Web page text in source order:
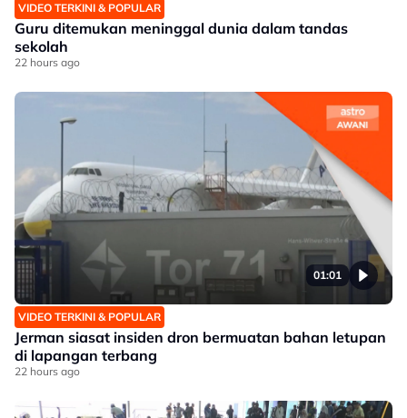
VIDEO TERKINI & POPULAR
Guru ditemukan meninggal dunia dalam tandas
sekolah
22 hours ago
01:01
VIDEO TERKINI & POPULAR
Jerman siasat insiden dron bermuatan bahan letupan
di lapangan terbang
22 hours ago